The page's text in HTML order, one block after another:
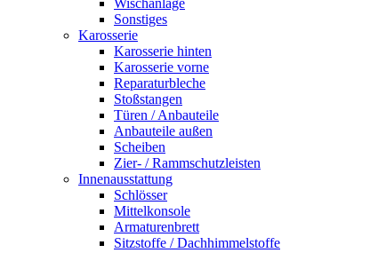
Sonstiges
Karosserie
Karosserie hinten
Karosserie vorne
Reparaturbleche
Stoßstangen
Türen / Anbauteile
Anbauteile außen
Scheiben
Zier- / Rammschutzleisten
Innenausstattung
Schlösser
Mittelkonsole
Armaturenbrett
Sitzstoffe / Dachhimmelstoffe